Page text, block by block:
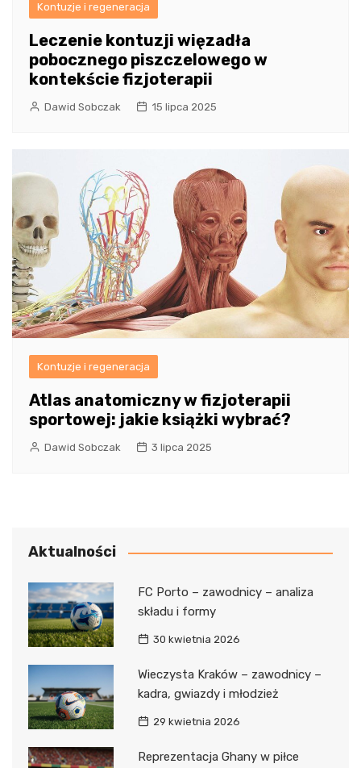
Kontuzje i regeneracja
Leczenie kontuzji więzadła
pobocznego piszczelowego w
kontekście fizjoterapii
Dawid Sobczak 15 lipca 2025
Kontuzje i regeneracja
Atlas anatomiczny w fizjoterapii
sportowej: jakie książki wybrać?
Dawid Sobczak 3 lipca 2025
Aktualności
FC Porto – zawodnicy – analiza
składu i formy
30 kwietnia 2026
Wieczysta Kraków – zawodnicy –
kadra, gwiazdy i młodzież
29 kwietnia 2026
Reprezentacja Ghany w piłce